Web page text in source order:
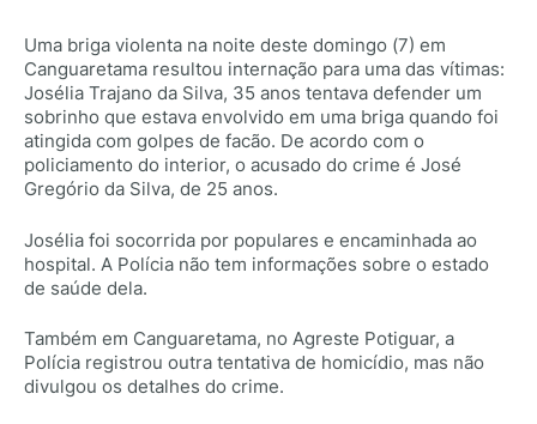
Uma briga violenta na noite deste domingo (7) em
Canguaretama resultou internação para uma das vítimas:
Josélia Trajano da Silva, 35 anos tentava defender um
sobrinho que estava envolvido em uma briga quando foi
atingida com golpes de facão. De acordo com o
policiamento do interior, o acusado do crime é José
Gregório da Silva, de 25 anos.
Josélia foi socorrida por populares e encaminhada ao
hospital. A Polícia não tem informações sobre o estado
de saúde dela.
Também em Canguaretama, no Agreste Potiguar, a
Polícia registrou outra tentativa de homicídio, mas não
divulgou os detalhes do crime.